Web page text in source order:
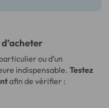
ou d’un
indispensable. Testez
afin de vérifier :